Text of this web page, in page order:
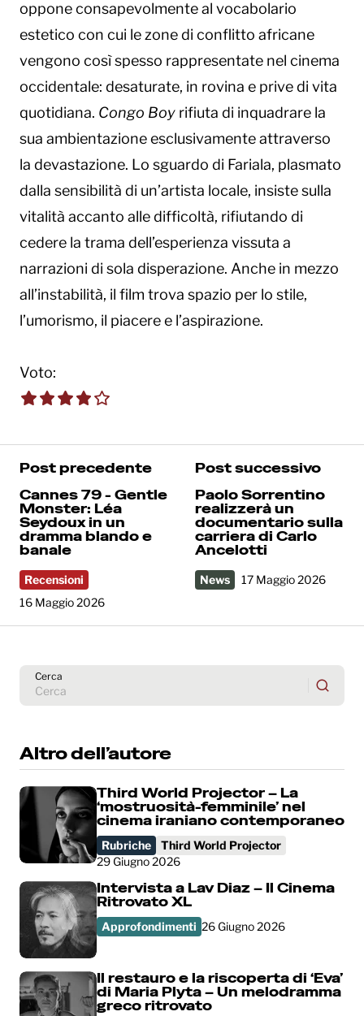
oppone consapevolmente al vocabolario
estetico con cui le zone di conflitto africane
vengono così spesso rappresentate nel cinema
occidentale: desaturate, in rovina e prive di vita
quotidiana. Congo Boy rifiuta di inquadrare la
sua ambientazione esclusivamente attraverso
la devastazione. Lo sguardo di Fariala, plasmato
dalla sensibilità di un’artista locale, insiste sulla
vitalità accanto alle difficoltà, rifiutando di
cedere la trama dell’esperienza vissuta a
narrazioni di sola disperazione. Anche in mezzo
all’instabilità, il film trova spazio per lo stile,
l’umorismo, il piacere e l’aspirazione.
Voto:
Post precedente
Cannes 79 - Gentle
Monster: Léa
Seydoux in un
dramma blando e
banale
Recensioni
16 Maggio 2026
Post successivo
Paolo Sorrentino
realizzerà un
documentario sulla
carriera di Carlo
Ancelotti
News 17 Maggio 2026
Cerca
Altro dell’autore
Third World Projector – La
‘mostruosità-femminile’ nel
cinema iraniano contemporaneo
Rubriche
Third World Projector
29 Giugno 2026
Intervista a Lav Diaz – Il Cinema
Ritrovato XL
Approfondimenti 26 Giugno 2026
Il restauro e la riscoperta di ‘Eva’
di Maria Plyta – Un melodramma
greco ritrovato